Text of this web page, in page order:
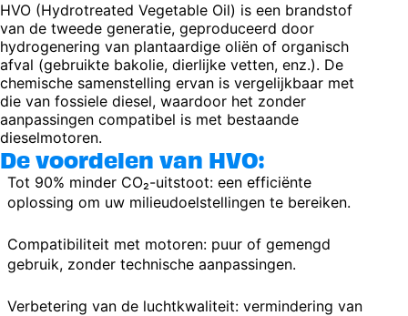
HVO (Hydrotreated Vegetable Oil) is een brandstof
van de tweede generatie, geproduceerd door
hydrogenering van plantaardige oliën of organisch
afval (gebruikte bakolie, dierlijke vetten, enz.). De
chemische samenstelling ervan is vergelijkbaar met
die van fossiele diesel, waardoor het zonder
aanpassingen compatibel is met bestaande
dieselmotoren.
De voordelen van HVO:
Tot 90% minder CO₂-uitstoot: een efficiënte
oplossing om uw milieudoelstellingen te bereiken.
Compatibiliteit met motoren: puur of gemengd
gebruik, zonder technische aanpassingen.
Verbetering van de luchtkwaliteit: vermindering van